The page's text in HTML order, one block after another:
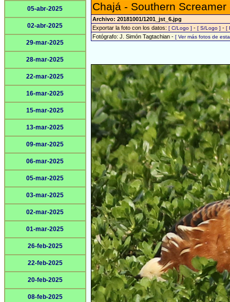
05-abr-2025
02-abr-2025
29-mar-2025
28-mar-2025
22-mar-2025
16-mar-2025
15-mar-2025
13-mar-2025
09-mar-2025
06-mar-2025
05-mar-2025
03-mar-2025
02-mar-2025
01-mar-2025
26-feb-2025
22-feb-2025
20-feb-2025
08-feb-2025
Chajá - Southern
Archivo: 20181001/1201_jst_6.jpg
Exportar la foto con los datos: [ C/Logo ] - [ S/Logo ] - [
Fotógrafo: J. Simón Tagtachian - [ Ver más fotos de